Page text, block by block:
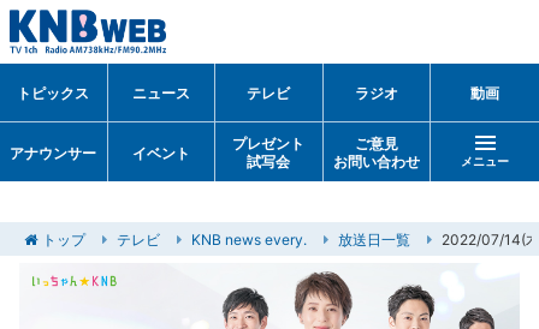
トピックス ニュース テレビ ラジオ 動画
アナウンサー イベント
プレゼント
試写会
ご意見
お問い合わせ
メニュー
トップ テレビ KNB news every. 放送日一覧 2022/07/14(